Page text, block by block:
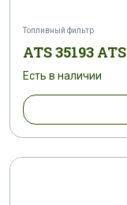
Топливный фильтр
ATS 35193 ATS
Есть в наличии